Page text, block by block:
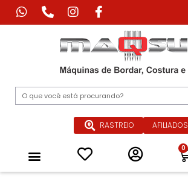
RASTREIO AFILIADOS
0